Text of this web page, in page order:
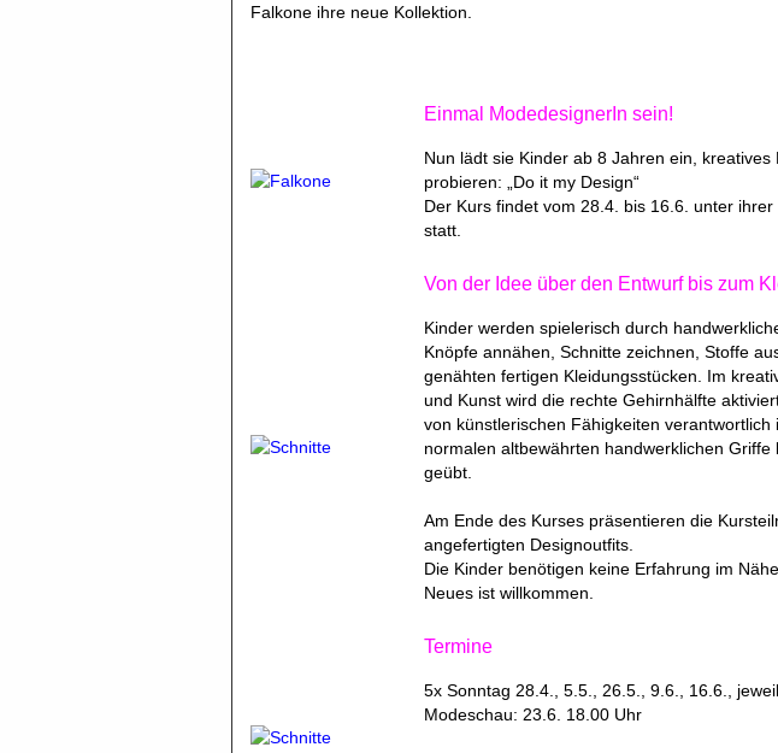
Falkone ihre neue Kollektion.
Einmal ModedesignerIn sein!
Nun lädt sie Kinder ab 8 Jahren ein, kreatives
probieren: „Do it my Design“
Der Kurs findet vom 28.4. bis 16.6. unter
statt.
Von der Idee über den Entwurf bis zum
Kinder werden spielerisch durch
Knöpfe annähen, Schnitte zeichnen, Stoffe
genähten fertigen Kleidungsstücken. Im
und Kunst wird die rechte Gehirnhälfte
von künstlerischen Fähigkeiten
normalen altbewährten handwerklichen Griffe
geübt.
Am Ende des Kurses präsentieren die
angefertigten Designoutfits.
Die Kinder benötigen keine Erfahrung im
Neues ist willkommen.
Termine
5x Sonntag 28.4., 5.5., 26.5., 9.6., 16.6.,
Modeschau: 23.6. 18.00 Uhr